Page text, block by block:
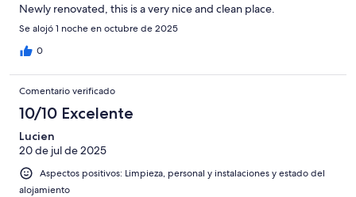
Newly renovated, this is a very nice and clean place.
Se alojó 1 noche en octubre de 2025
0
Comentario verificado
10/10 Excelente
Lucien
20 de jul de 2025
Aspectos positivos: Limpieza, personal y instalaciones y estado del
alojamiento